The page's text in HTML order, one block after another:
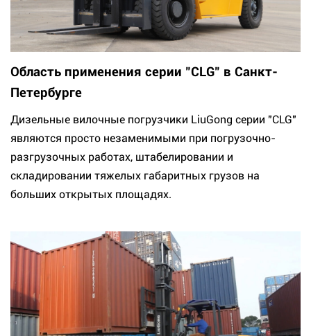
Область применения серии "CLG" в Санкт-
Петербурге
Дизельные вилочные погрузчики LiuGong серии "CLG"
являются просто незаменимыми при погрузочно-
разгрузочных работах, штабелировании и
складировании тяжелых габаритных грузов на
больших открытых площадях.